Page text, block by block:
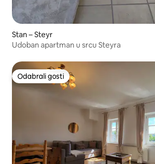
Stan – Steyr
Udoban apartman u srcu Steyra
Odabrali gosti
Odabrali gosti